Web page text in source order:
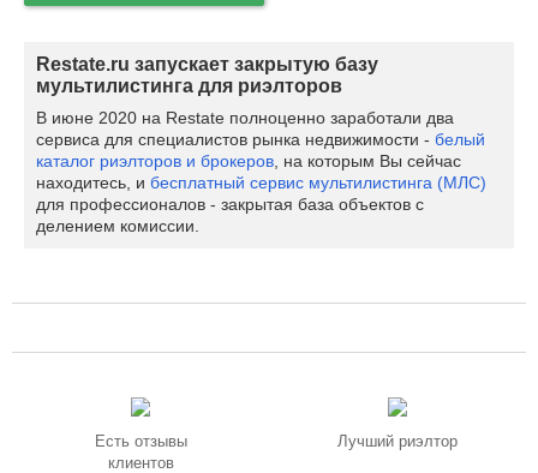
Restate.ru запускает закрытую базу
мультилистинга для риэлторов
В июне 2020 на Restate полноценно заработали два
сервиса для специалистов рынка недвижимости - белый
каталог риэлторов и брокеров , на которым Вы сейчас
находитесь, и бесплатный сервис мультилистинга (МЛС)
для профессионалов - закрытая база объектов с
делением комиссии.
Есть отзывы
клиентов
Лучший риэлтор